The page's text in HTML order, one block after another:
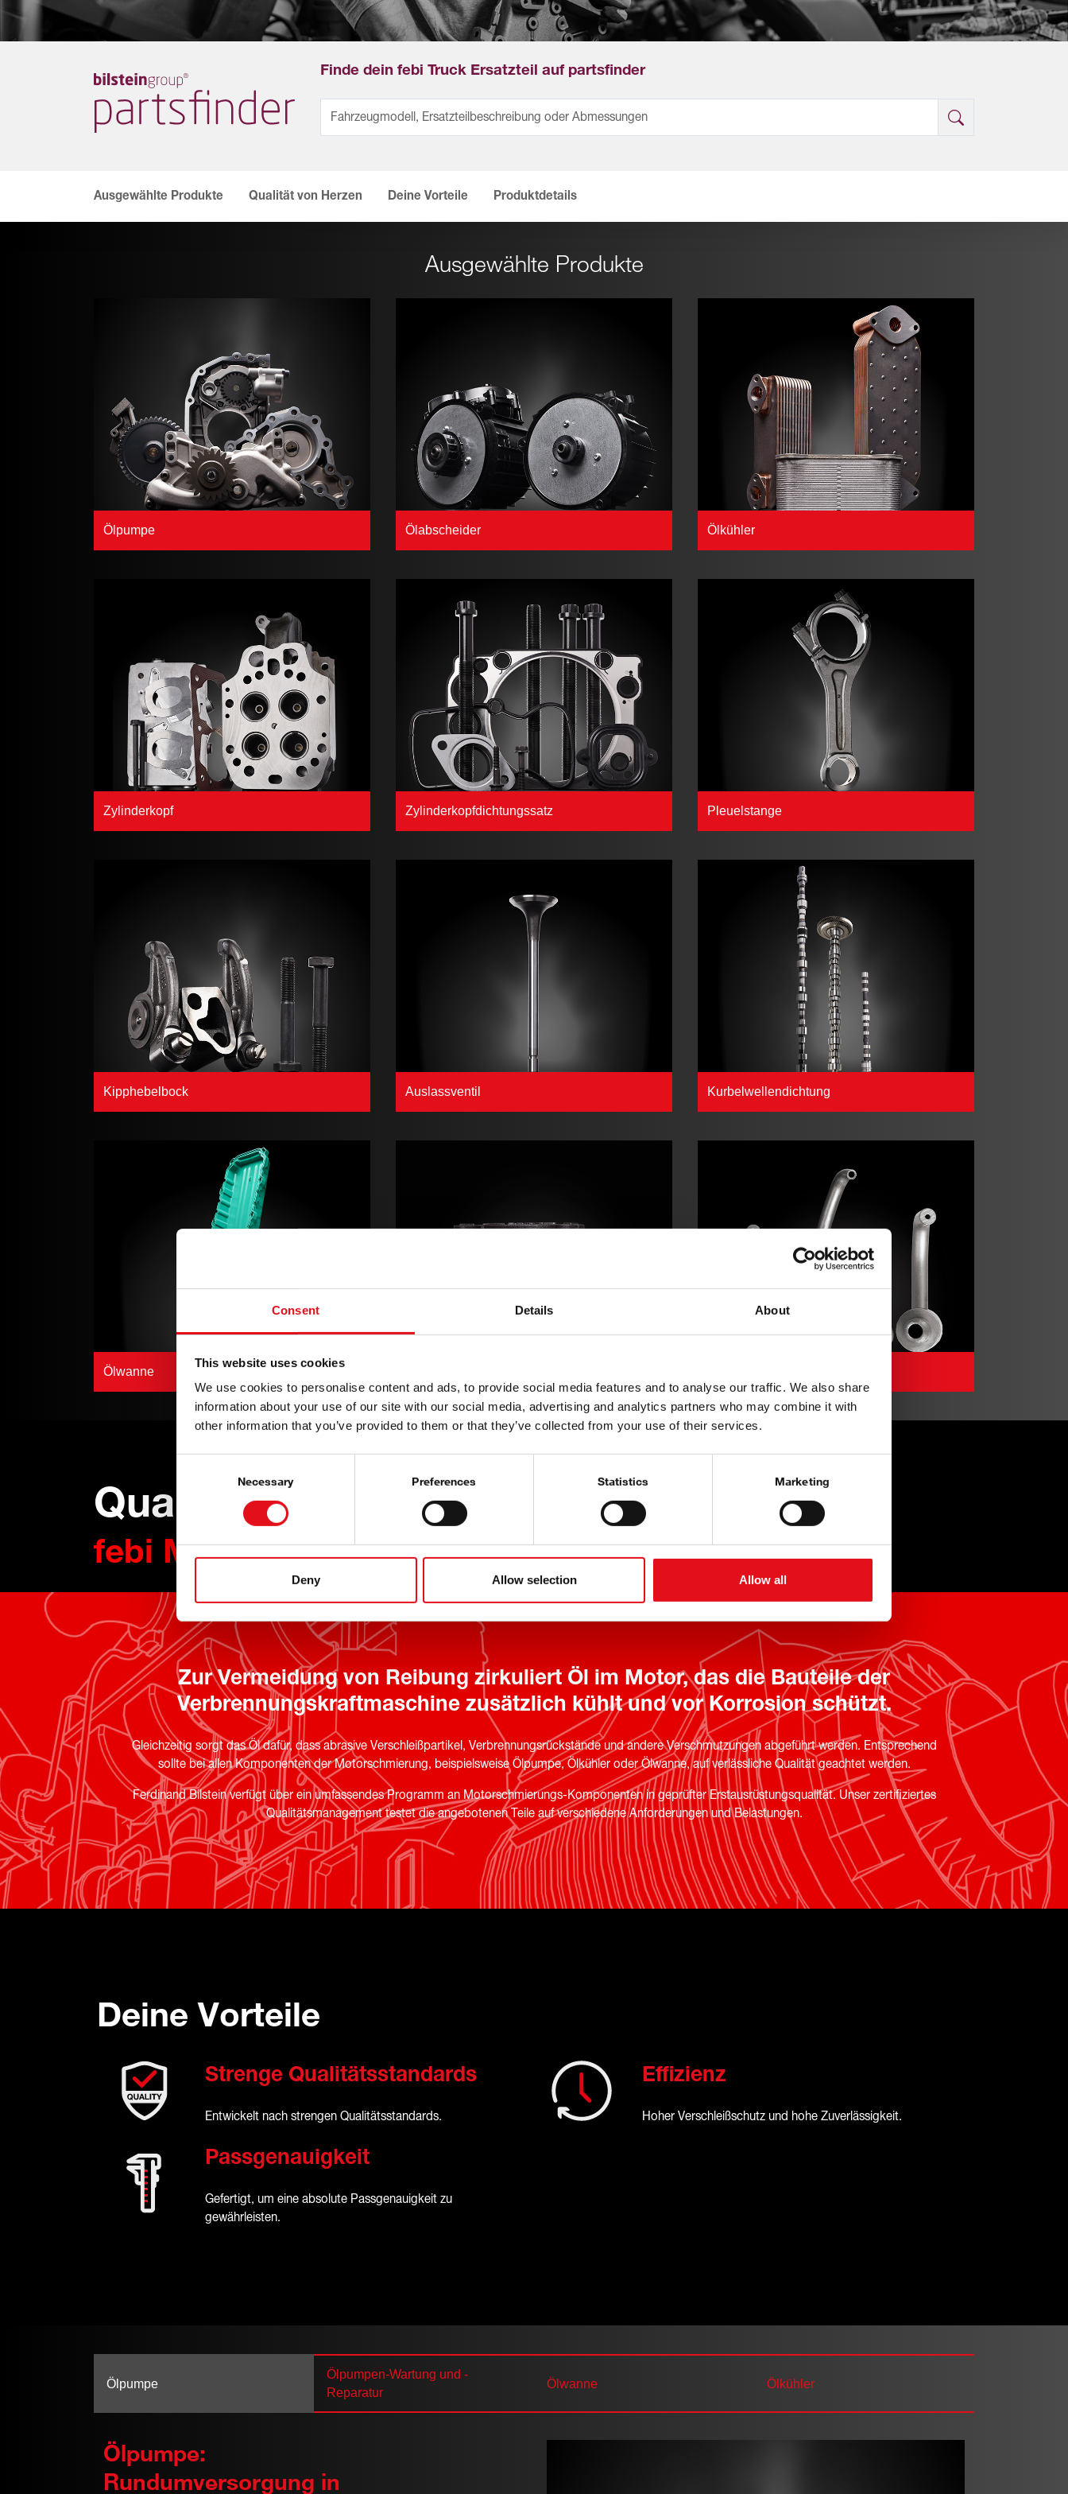
Consent Details About
This website uses cookies
We use cookies to personalise content and ads, to provide social media features and to analyse our traffic. We also share
information about your use of our site with our social media, advertising and analytics partners who may combine it with
other information that you’ve provided to them or that they’ve collected from your use of their services.
Necessary Preferences Statistics Marketing
Deny Allow selection Allow all
Finde dein febi Truck Ersatzteil auf partsfinder
Ausgewählte Produkte Qualität von Herzen Deine Vorteile Produktdetails
Ausgewählte Produkte
Ölpumpe
Zylinderkopf
Kipphebelbock
Ölwanne
Ölabscheider
Zylinderkopfdichtungssatz
Auslassventil
Ölkühler
Pleuelstange
Kurbelwellendichtung
Qualität von Herzen
febi Motorkomponenten
Zur Vermeidung von Reibung zirkuliert Öl im Motor, das die Bauteile der
Verbrennungskraftmaschine zusätzlich kühlt und vor Korrosion schützt.
Gleichzeitig sorgt das Öl dafür, dass abrasive Verschleißpartikel, Verbrennungsrückstände und andere Verschmutzungen abgeführt werden. Entsprechend
sollte bei allen Komponenten der Motorschmierung, beispielsweise Ölpumpe, Ölkühler oder Ölwanne, auf verlässliche Qualität geachtet werden.
Ferdinand Bilstein verfügt über ein umfassendes Programm an Motorschmierungs-Komponenten in geprüfter Erstausrüstungsqualität. Unser zertifiziertes
Qualitätsmanagement testet die angebotenen Teile auf verschiedene Anforderungen und Belastungen.
Deine Vorteile
Strenge Qualitätsstandards
Entwickelt nach strengen Qualitätsstandards.
Passgenauigkeit
Gefertigt, um eine absolute Passgenauigkeit zu
gewährleisten.
Effizienz
Hoher Verschleißschutz und hohe Zuverlässigkeit.
Ölpumpe
Ölpumpen-Wartung und -
Reparatur
Ölwanne Ölkühler
Ölpumpe:
Rundumversorgung in